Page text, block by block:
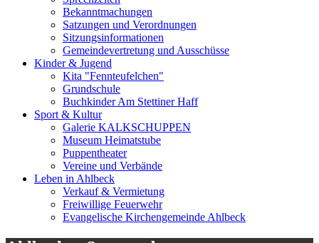
Bekanntmachungen
Satzungen und Verordnungen
Sitzungsinformationen
Gemeindevertretung und Ausschüsse
Kinder & Jugend
Kita "Fennteufelchen"
Grundschule
Buchkinder Am Stettiner Haff
Sport & Kultur
Galerie KALKSCHUPPEN
Museum Heimatstube
Puppentheater
Vereine und Verbände
Leben in Ahlbeck
Verkauf & Vermietung
Freiwillige Feuerwehr
Evangelische Kirchengemeinde Ahlbeck